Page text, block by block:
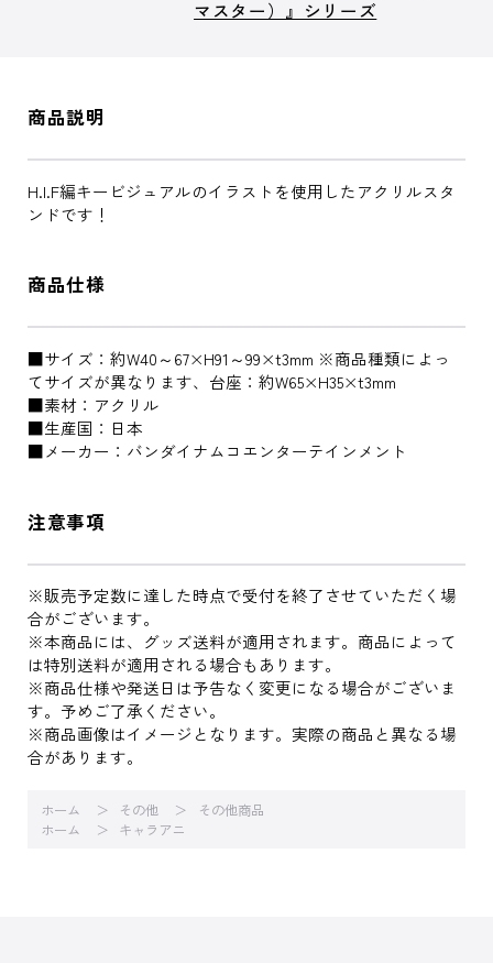
マスター）』シリーズ
商品説明
H.I.F編キービジュアルのイラストを使用したアクリルスタ
ンドです！
商品仕様
■サイズ：約W40～67×H91～99×t3mm ※商品種類によっ
てサイズが異なります、台座：約W65×H35×t3mm
■素材：アクリル
■生産国：日本
■メーカー：バンダイナムコエンターテインメント
注意事項
※販売予定数に達した時点で受付を終了させていただく場
合がございます。
※本商品には、グッズ送料が適用されます。商品によって
は特別送料が適用される場合もあります。
※商品仕様や発送日は予告なく変更になる場合がございま
す。予めご了承ください。
※商品画像はイメージとなります。実際の商品と異なる場
合があります。
ホーム その他
その他商品
ホーム
キャラアニ